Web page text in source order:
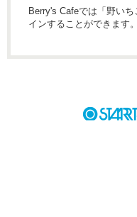
Berry's Cafeでは「野い
インすることができます。